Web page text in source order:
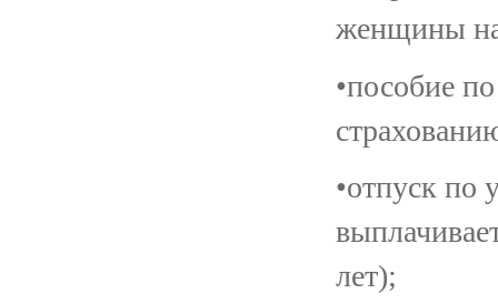
женщины на
•пособие
•отпуск по
лет);